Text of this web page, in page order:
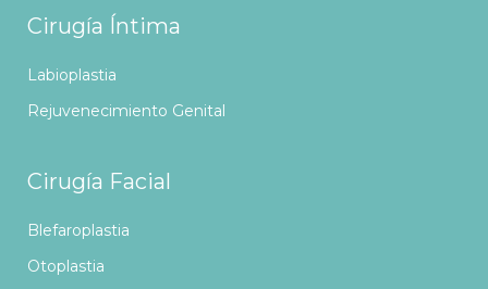
Cirugía Íntima
Labioplastia
Rejuvenecimiento Genital
Cirugía Facial
Blefaroplastia
Otoplastia